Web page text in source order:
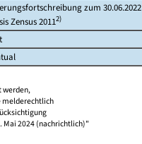
zum 30.06.2022
Zensus 20112)
werden,
melderechtlich
Mai 2024 (nachrichtlich)"